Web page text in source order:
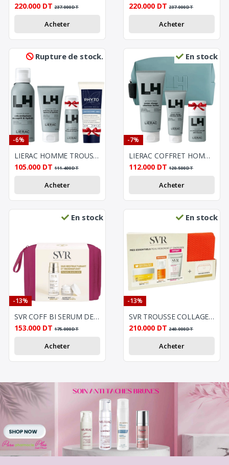
220.000 DT 237.000DT
Acheter
220.000 DT 237.000DT
Acheter
Rupture de stock.
-6%
LIERAC HOMME TROUSSE+PHYTOCYANE 100ML(OFFERT)+MOUSSE DE RASAGE 50ML(OFFERT)
105.000 DT 111.400DT
Acheter
En stock
-7%
LIERAC COFFRET HOMME DEO GRAT
112.000 DT 120.500DT
Acheter
En stock
-13%
SVR COFF BI SERUM DENSITIUM 30ML+BAUME NUIT 15ML
153.000 DT 175.000DT
Acheter
En stock
-13%
SVR TROUSSE COLLAGEN BIOTIC+ C EYE+BAUME DEMAQUILMLANT OFFERT
210.000 DT 240.000DT
Acheter